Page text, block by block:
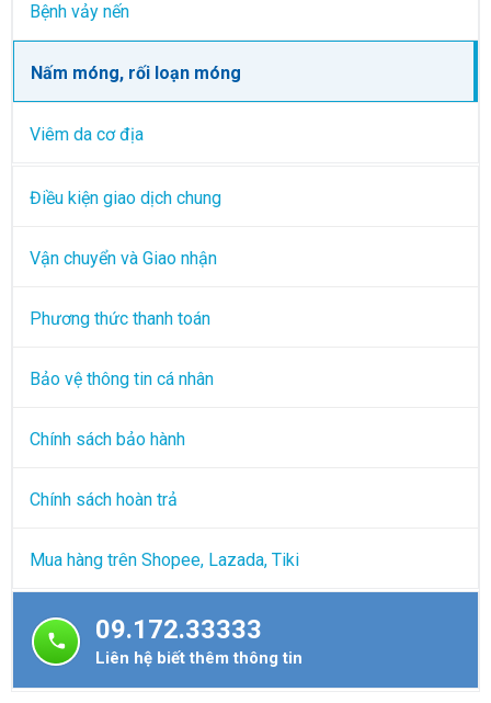
Bệnh vảy nến
Nấm móng, rối loạn móng
Viêm da cơ địa
Điều kiện giao dịch chung
Vận chuyển và Giao nhận
Phương thức thanh toán
Bảo vệ thông tin cá nhân
Chính sách bảo hành
Chính sách hoàn trả
Mua hàng trên Shopee, Lazada, Tiki
09.172.33333
Liên hệ biết thêm thông tin